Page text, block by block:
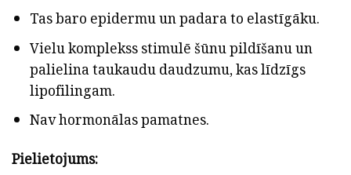
Tas baro epidermu un padara to elastīgāku.
Vielu komplekss stimulē šūnu pildīšanu un
palielina taukaudu daudzumu, kas līdzīgs
lipofilingam.
Nav hormonālas pamatnes.
Pielietojums: